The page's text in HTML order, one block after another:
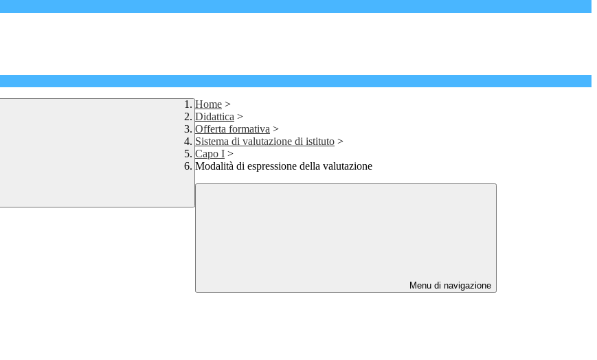
Home >
Didattica >
Offerta formativa >
Sistema di valutazione di istituto >
Capo I >
Modalità di espressione della valutazione
Menu di navigazione